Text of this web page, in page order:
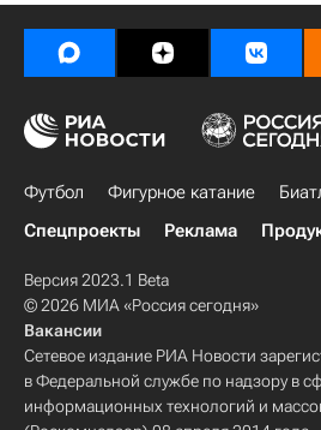
Футбол Фигурное катание
Спецпроекты
Реклама
Версия 2023.1 Beta
© 2026 МИА «Россия сегодня»
Вакансии
Сетевое издание РИА Новости
в Федеральной службе по надзору в
информационных технологий и